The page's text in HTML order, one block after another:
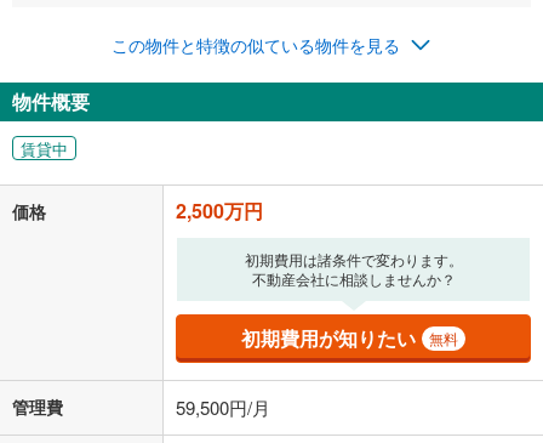
この物件と特徴の似ている物件を見る
物件概要
賃貸中
価格 2,500万円
初期費用は諸条件で変わります。
不動産会社に相談しませんか？
初期費用が知りたい 無料
管理費 59,500円/月